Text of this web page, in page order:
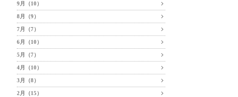
9月（10）
8月（9）
7月（7）
6月（10）
5月（7）
4月（10）
3月（8）
2月（15）